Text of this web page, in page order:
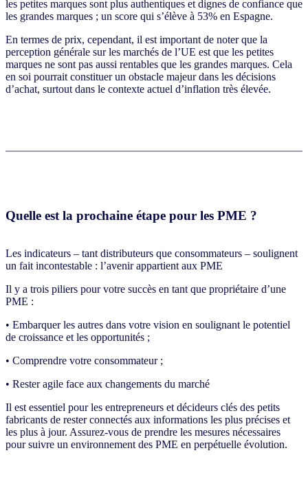
les petites marques sont plus authentiques et dignes de confiance que
les grandes marques ; un score qui s’élève à 53% en Espagne.
En termes de prix, cependant, il est important de noter que la
perception générale sur les marchés de l’UE est que les petites
marques ne sont pas aussi rentables que les grandes marques. Cela
en soi pourrait constituer un obstacle majeur dans les décisions
d’achat, surtout dans le contexte actuel d’inflation très élevée.
Quelle est la prochaine étape pour les PME ?
Les indicateurs – tant distributeurs que consommateurs – soulignent
un fait incontestable : l’avenir appartient aux PME
Il y a trois piliers pour votre succès en tant que propriétaire d’une
PME :
• Embarquer les autres dans votre vision en soulignant le potentiel
de croissance et les opportunités ;
• Comprendre votre consommateur ;
• Rester agile face aux changements du marché
Il est essentiel pour les entrepreneurs et décideurs clés des petits
fabricants de rester connectés aux informations les plus précises et
les plus à jour. Assurez-vous de prendre les mesures nécessaires
pour suivre un environnement des PME en perpétuelle évolution.